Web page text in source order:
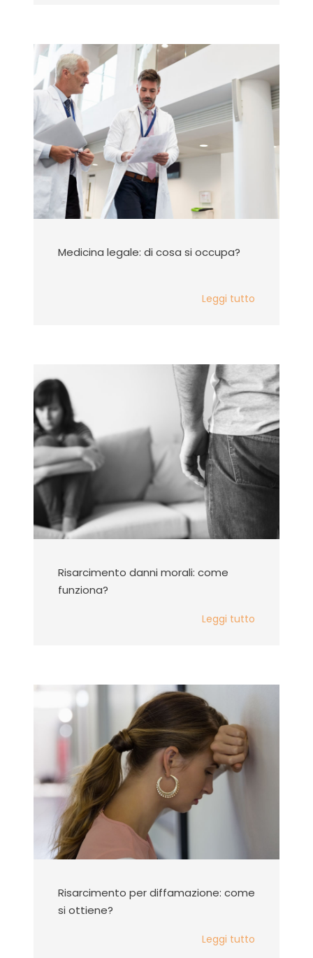
Medicina legale: di cosa si occupa?
Leggi tutto
Risarcimento danni morali: come
funziona?
Leggi tutto
Risarcimento per diffamazione: come
si ottiene?
Leggi tutto